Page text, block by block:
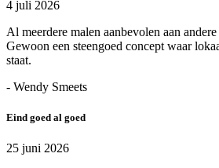
4 juli 2026
Al meerdere malen aanbevolen aan andere
Gewoon een steengoed concept waar
staat.
- Wendy Smeets
Eind goed al goed
25 juni 2026